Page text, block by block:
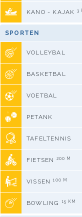
KANO - KAJAK 3
SPORTEN
VOLLEYBAL
BASKETBAL
VOETBAL
PETANK
TAFELTENNIS
FIETSEN 200 M
VISSEN 100 M
BOWLING 15 KM